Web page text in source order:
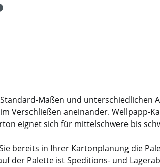
Maßen und unterschiedlichen
Verschließen aneinander.
eignet sich für mittelschwere bis
bereits in Ihrer Kartonplanung die
der Palette ist Speditions- und